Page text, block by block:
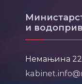
и
Немањина